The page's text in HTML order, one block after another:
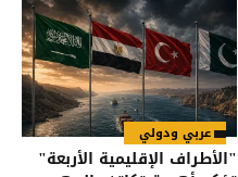
عربي ودولي
"الأطراف الإقليمية الأربعة"